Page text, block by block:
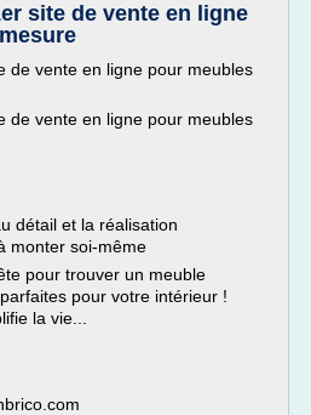
site de vente en ligne
de vente en ligne pour meubles
de vente en ligne pour meubles
détail et la réalisation
monter soi-même
pour trouver un meuble
pour votre intérieur !
la vie...